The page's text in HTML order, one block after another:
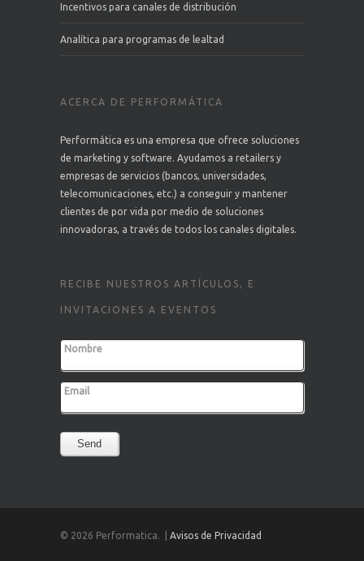
Incentivos para canales de distribución
Analítica para programas de lealtad
ACERCA DE PERFORMÁTICA
Performática es una empresa que ofrece soluciones
de marketing y software. Ayudamos a retailers y
empresas de servicios (bancos, universidades,
telecomunicaciones, etc.) a conseguir y mantener
clientes de por vida por medio de soluciones
innovadoras, a través de todos los canales digitales.
RECIBE NUESTROS ARTÍCULOS, E
INVITACIONES A EVENTOS
Nombre
Email
Send
© 2026 Performatica. | Avisos de Privacidad